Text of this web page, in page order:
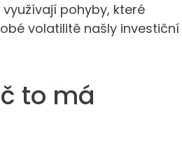
pohyby, které
volatilitě našly investiční
to má